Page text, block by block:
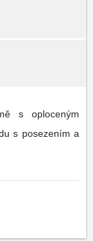
s oploceným
s posezením a